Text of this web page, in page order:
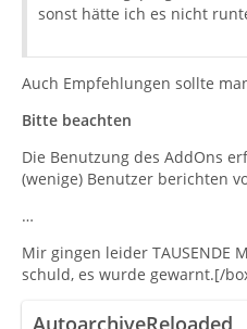
sonst hätte ich es nicht
Auch Empfehlungen sollte
Bitte beachten
Die Benutzung des AddOns
(wenige) Benutzer berichten
…
Mir gingen leider TAUSENDE
schuld, es wurde gewarnt.[/
AutoarchiveReloaded